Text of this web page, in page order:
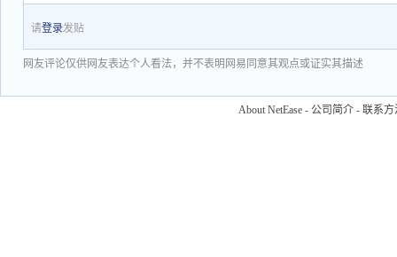
请登录发贴
网友评论仅供网友表达个人看法，并不表明网易同意其观点或证实其描述
About NetEase - 公司简介 - 联系方